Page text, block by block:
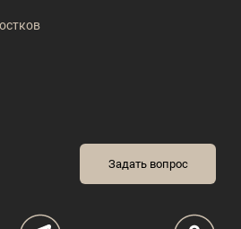
Задать вопрос